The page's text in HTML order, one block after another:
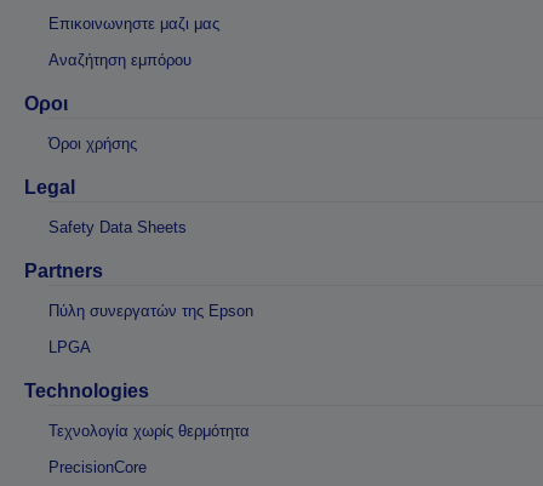
Επικοινωνηστε μαζι μας
Αναζήτηση εμπόρου
Οροι
Όροι χρήσης
Legal
Safety Data Sheets
Partners
Πύλη συνεργατών της Epson
LPGA
Technologies
Τεχνολογία χωρίς θερμότητα
PrecisionCore